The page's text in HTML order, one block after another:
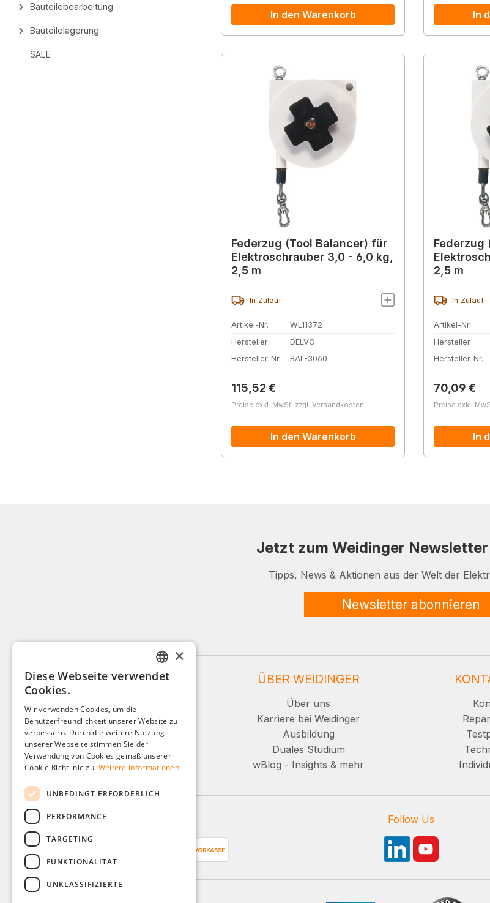
Bauteilebearbeitung
Bauteilelagerung
SALE
In den Warenkorb In
Federzug (Tool Balancer) für
Elektroschrauber 3,0 - 6,0 kg,
2,5 m
In Zulauf
Artikel-Nr.
WL11372
Hersteller
DELVO
Hersteller-Nr.
BAL-3060
Regulärer Preis:
115,52 €
Preise exkl. MwSt. zzgl. Versandkosten
In den Warenkorb
Federzug
2,5 m
In Zulauf
Artikel-Nr.
Hersteller
Hersteller-Nr.
Regulärer
70,09 €
Preise exkl.
In
Jetzt zum Weidinger Newsletter
Tipps, News & Aktionen aus der Welt der
Newsletter abonnieren
WEIDINGER SERVICE
Service und Beratung:
+49 (0)8142 / 4289 - 300
Mo-Fr, 08:00 - 16:00 Uhr
Oder über unser Kontaktformular.
ÜBER WEIDINGER
Über uns
Karriere bei Weidinger
Ausbildung
Duales Studium
wBlog - Insights & mehr
Follow Us
GERMAN
FRENCH
DUTCH
×
Diese Webseite verwendet
Cookies.
Wir verwenden Cookies, um die
Benutzerfreundlichkeit unserer Website zu
verbessern. Durch die weitere Nutzung
unserer Webseite stimmen Sie der
Verwendung von Cookies gemäß unserer
Cookie-Richtlinie zu. Weitere Informationen
UNBEDINGT ERFORDERLICH
PERFORMANCE
TARGETING
FUNKTIONALITÄT
UNKLASSIFIZIERTE